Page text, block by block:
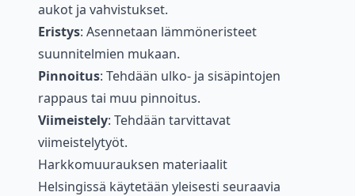
aukot ja vahvistukset.
Eristys: Asennetaan lämmöneristeet
suunnitelmien mukaan.
Pinnoitus: Tehdään ulko- ja sisäpintojen
rappaus tai muu pinnoitus.
Viimeistely: Tehdään tarvittavat
viimeistelytyöt.
Harkkomuurauksen materiaalit
Helsingissä käytetään yleisesti seuraavia